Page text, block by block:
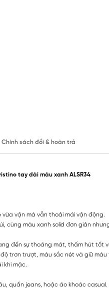
Chính sách đổi & hoàn trả
tay dài màu xanh ALSR34
vừa vặn mà vẫn thoải mái vận động.
cùng màu xanh solid đơn giản
đến sự thoáng mát, thấm hút tốt
trơn trượt, màu sắc nét và giữ
khi mặc.
quần jeans, hoặc áo khoác casual.